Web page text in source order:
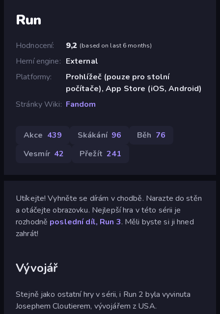
Run
Hodnocení 9,2 (based on last 6 months)
Herní engine
External
Platformy
Prohlížeč (pouze pro stolní
počítače), App Store (iOS, Android)
Stránky Wiki
Fandom
Akce 439 Skákání 96 Běh 76
Vesmír 42 Přežít 241
Utíkejte! Vyhněte se dírám v chodbě. Narazte do stěn
a otáčejte obrazovku. Nejlepší hra v této sérii je
rozhodně poslední díl, Run 3. Měli byste si ji hned
zahrát!
Vývojář
Stejně jako ostatní hry v sérii, i Run 2 byla vyvinuta
Josephem Cloutierem, vývojářem z USA.